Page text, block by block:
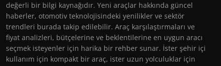
değerli bir bilgi kaynağıdır. Yeni araçlar hakkında güncel
haberler, otomotiv teknolojisindeki yenilikler ve sektör
trendleri burada takip edilebilir. Araç karşılaştırmaları ve
fiyat analizleri, bütçelerine ve beklentilerine en uygun aracı
seçmek isteyenler için harika bir rehber sunar. İster şehir içi
kullanım için kompakt bir araç, ister uzun yolculuklar için